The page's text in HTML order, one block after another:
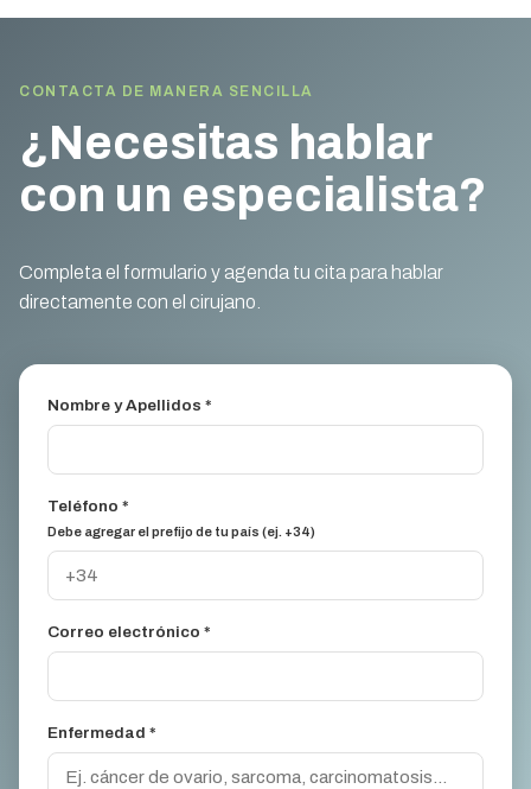
CONTACTA DE MANERA SENCILLA
¿Necesitas hablar
con un especialista?
Completa el formulario y agenda tu cita para hablar
directamente con el cirujano.
Nombre y Apellidos *
Teléfono *
Debe agregar el prefijo de tu país (ej. +34)
Correo electrónico *
Enfermedad *